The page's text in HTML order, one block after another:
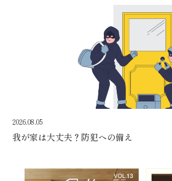
2026.08.05
我が家は大丈夫？防犯への備え